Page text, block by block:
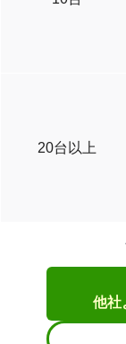
20台以上
他社